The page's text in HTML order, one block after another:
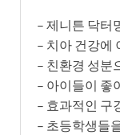
– 제니튼 닥터
– 치아 건강에
– 친환경 성분
– 아이들이 좋
– 효과적인 구
– 초등학생들